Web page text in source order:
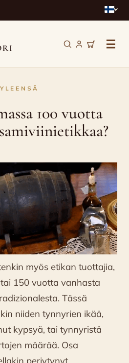
☰
YLEENSÄ
100 vuotta
myös etikan tuottajia,
150 vuotta vanhasta
Tässä
niiden tynnyrien ikää,
kypsyä, tai tynnyristä
määrää. Osa
periytynyt